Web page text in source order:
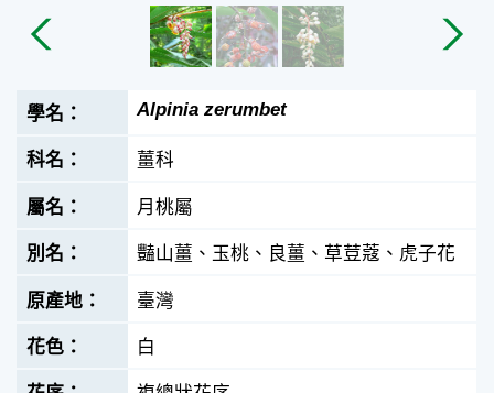
Alpinia zerumbet
薑科
月桃屬
豔山薑、玉桃、良薑、草荳蔻、虎子花
臺灣
白